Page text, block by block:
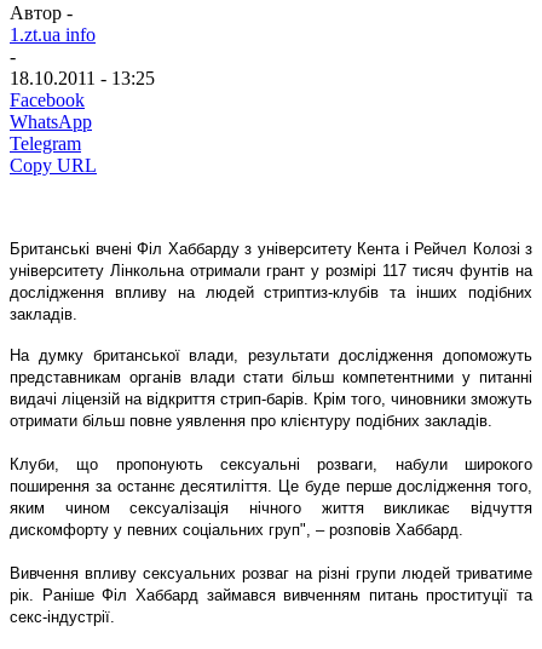
Автор -
1.zt.ua info
-
18.10.2011 - 13:25
Facebook
WhatsApp
Telegram
Copy URL
Британські вчені Філ Хаббарду з університету Кента і Рейчел Колозі з
університету Лінкольна отримали грант у розмірі 117 тисяч фунтів на
дослідження впливу на людей стриптиз-клубів та інших подібних
закладів.
На думку британської влади, результати дослідження допоможуть
представникам органів влади стати більш компетентними у питанні
видачі ліцензій на відкриття стрип-барів. Крім того, чиновники зможуть
отримати більш повне уявлення про клієнтуру подібних закладів.
Клуби, що пропонують сексуальні розваги, набули широкого
поширення за останнє десятиліття. Це буде перше дослідження того,
яким чином сексуалізація нічного життя викликає відчуття
дискомфорту у певних соціальних груп", – розповів Хаббард.
Вивчення впливу сексуальних розваг на різні групи людей триватиме
рік. Раніше Філ Хаббард займався вивченням питань проституції та
секс-індустрії.